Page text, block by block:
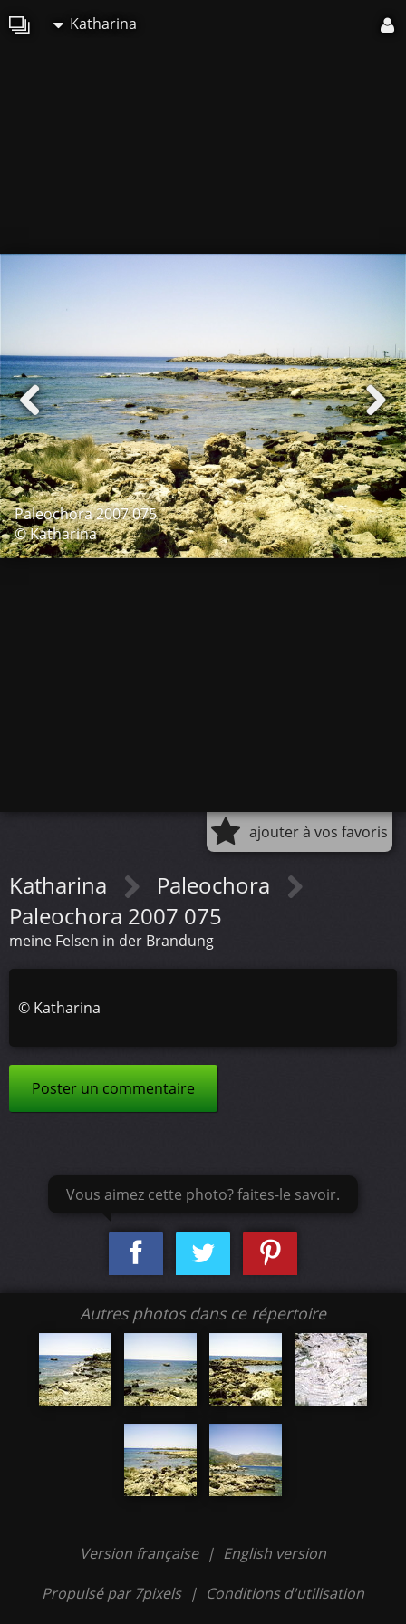
Katharina
Paleochora 2007 075
© Katharina
ajouter à vos favoris
Katharina
Paleochora
Paleochora 2007 075
meine Felsen in der Brandung
© Katharina
Poster un commentaire
Vous aimez cette photo? faites-le savoir.
Autres photos dans ce répertoire
Version française | English version
Propulsé par 7pixels | Conditions d'utilisation